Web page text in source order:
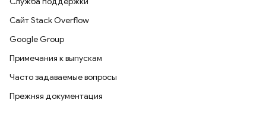
Сайт Stack Overflow
Google Group
Примечания к выпускам
Часто задаваемые вопросы
Прежняя документация